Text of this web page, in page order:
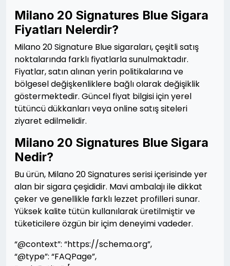
Milano 20 Signatures Blue Sigara
Fiyatları Nelerdir?
Milano 20 Signature Blue sigaraları, çeşitli satış
noktalarında farklı fiyatlarla sunulmaktadır.
Fiyatlar, satın alınan yerin politikalarına ve
bölgesel değişkenliklere bağlı olarak değişiklik
göstermektedir. Güncel fiyat bilgisi için yerel
tütüncü dükkanları veya online satış siteleri
ziyaret edilmelidir.
Milano 20 Signatures Blue Sigara
Nedir?
Bu ürün, Milano 20 Signatures serisi içerisinde yer
alan bir sigara çeşididir. Mavi ambalajı ile dikkat
çeker ve genellikle farklı lezzet profilleri sunar.
Yüksek kalite tütün kullanılarak üretilmiştir ve
tüketicilere özgün bir içim deneyimi vadeder.
“@context”: “https://schema.org”,
“@type”: “FAQPage”,